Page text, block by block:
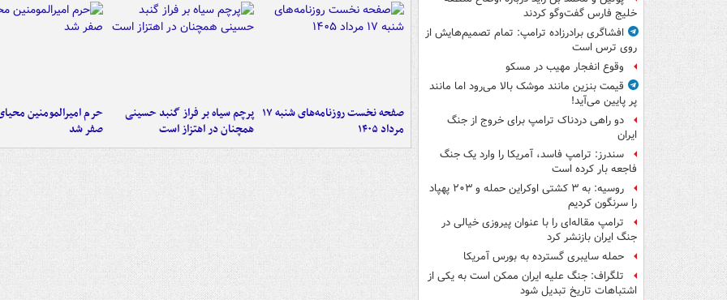
خلیج فارس گفت‌وگو کردند
افشاگری برادرزاده ترامپ: تمام تصمیم‌هایش از
روی ترس است
وقوع انفجار مهیب در مسکو
قیمت بنزین مانند موشک بالا می‌رود اما مانند
پر پایین می‌آید!
دو راهی دردناک ترامپ برای خروج از جنگ
ایران
سندرز: ترامپ فاسد، آمریکا را وارد یک جنگ
فاجعه بار کرده است
روسیه: به ۳ کشتی اوکراین حمله و ۲۰۳ پهپاد
را سرنگون کردیم
ترامپ مقاله‌ای را با عنوان پیروزی خیالی در
جنگ ایران بازنشر کرد
حمله سایبری گسترده به بورس آمریکا
تلگراف: جنگ علیه ایران ممکن است به یکی از
اشتباهات تاریخ تبدیل شود
صفحه نخست روزنامه‌های شنبه ۱۷
مرداد ۱۴۰۵
پرچم سیاه بر فراز گنبد حسینی
همچنان در اهتزاز است
حرم امیرالمومنین
صفر شد